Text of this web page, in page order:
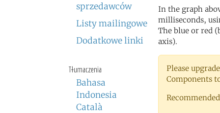
sprzedawców
Listy mailingowe
Dodatkowe linki
Tłumaczenia
Bahasa
Indonesia
Català
In the graph
milliseconds,
The blue or red
axis).
Please
Components